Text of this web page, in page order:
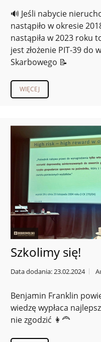
🔊 Jeśli nabycie
nastąpiło w okresie
nastąpiła w 2023 roku
jest złożenie PIT-39 do
Skarbowego 📝
WIĘCEJ
Szkolimy się!
Data dodania: 23.02.2024
Benjamin Franklin
wiedzę wypłaca
nie zgodzić 👩‍🦰